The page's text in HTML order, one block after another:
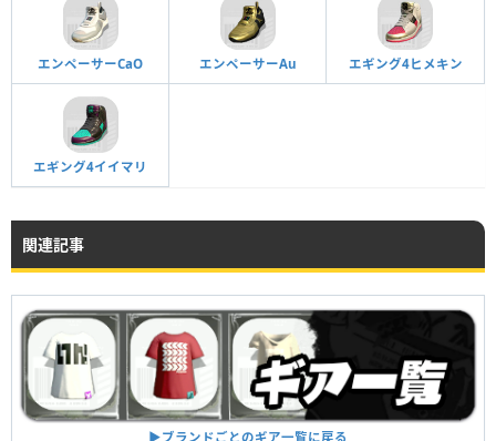
エンペーサーCaO エンペーサーAu エギング4ヒメキン
エギング4イイマリ
関連記事
▶︎ブランドごとのギア一覧に戻る